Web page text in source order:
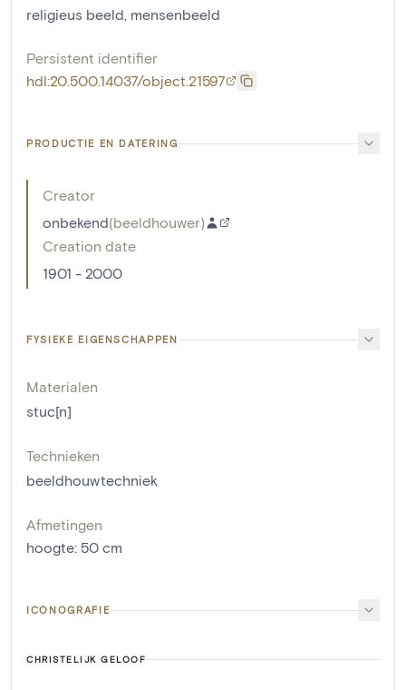
religieus beeld, mensenbeeld
Persistent identifier
hdl:20.500.14037/object.21597
PRODUCTIE EN DATERING
Creator
onbekend(beeldhouwer)
Creation date
1901 - 2000
FYSIEKE EIGENSCHAPPEN
Materialen
stuc[n]
Technieken
beeldhouwtechniek
Afmetingen
hoogte: 50 cm
ICONOGRAFIE
CHRISTELIJK GELOOF